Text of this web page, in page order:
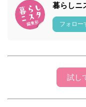
暮らしニ
フォロー
試し